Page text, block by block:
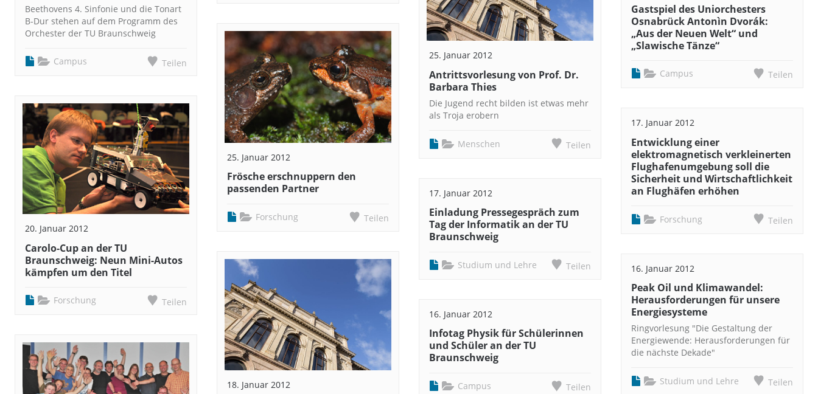
Beethovens 4. Sinfonie und die Tonart
B-Dur stehen auf dem Programm des
Orchester der TU Braunschweig
Campus Teilen
20. Januar 2012
Carolo-Cup an der TU
Braunschweig: Neun Mini-Autos
kämpfen um den Titel
Forschung Teilen
25. Januar 2012
Frösche erschnuppern den
passenden Partner
Forschung Teilen
18. Januar 2012
25. Januar 2012
Antrittsvorlesung von Prof. Dr.
Barbara Thies
Die Jugend recht bilden ist etwas mehr
als Troja erobern
Menschen Teilen
17. Januar 2012
Einladung Pressegespräch zum
Tag der Informatik an der TU
Braunschweig
Studium und Lehre Teilen
16. Januar 2012
Infotag Physik für Schülerinnen
und Schüler an der TU
Braunschweig
Campus Teilen
Gastspiel des Uniorchesters
Osnabrück Antonìn Dvorák:
„Aus der Neuen Welt“ und
„Slawische Tänze“
Campus Teilen
17. Januar 2012
Entwicklung einer
elektromagnetisch verkleinerten
Flughafenumgebung soll die
Sicherheit und Wirtschaftlichkeit
an Flughäfen erhöhen
Forschung Teilen
16. Januar 2012
Peak Oil und Klimawandel:
Herausforderungen für unsere
Energiesysteme
Ringvorlesung "Die Gestaltung der
Energiewende: Herausforderungen für
die nächste Dekade"
Studium und Lehre Teilen